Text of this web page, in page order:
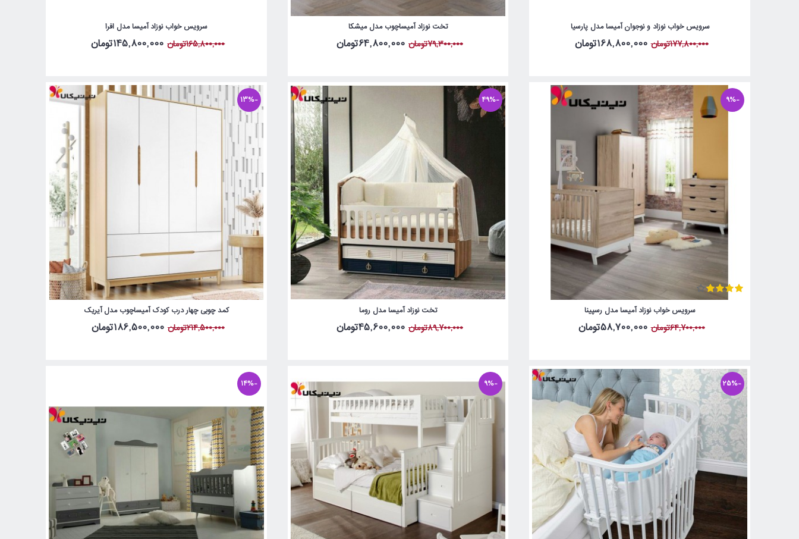
سرویس خواب نوزاد و نوجوان آمیسا مدل پارسیا
177,800,000تومان 168,800,000تومان
تخت نوزاد آمیساچوب مدل میشکا
79,300,000تومان 64,800,000تومان
سرویس خواب نوزاد آمیسا مدل افرا
165,800,000تومان 145,800,000تومان
-9%
سرویس خواب نوزاد آمیسا مدل رسپینا
64,700,000تومان 58,700,000تومان
-49%
تخت نوزاد آمیسا مدل روما
89,700,000تومان 45,600,000تومان
-13%
کمد چوبی چهار درب کودک آمیساچوب مدل آیریک
214,500,000تومان 186,500,000تومان
-25%
-9%
-14%